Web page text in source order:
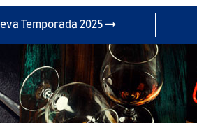
Temporada 2025